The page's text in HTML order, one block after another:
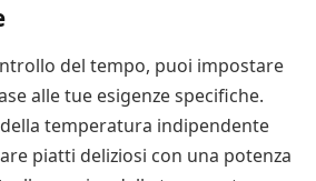
del tempo, puoi impostare
alle tue esigenze specifiche.
temperatura indipendente
piatti deliziosi con una potenza